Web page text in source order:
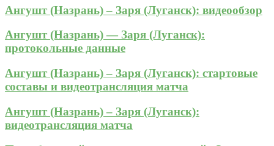
Ангушт (Назрань) – Заря (Луганск): видеообзор
Ангушт (Назрань) — Заря (Луганск):
протокольные данные
Ангушт (Назрань) – Заря (Луганск): стартовые
составы и видеотрансляция матча
Ангушт (Назрань) – Заря (Луганск):
видеотрансляция матча